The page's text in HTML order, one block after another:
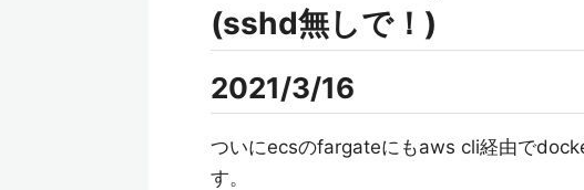
(sshd無しで！)
2021/3/16
ついにecsのfargateにもaws cli経由で
す。